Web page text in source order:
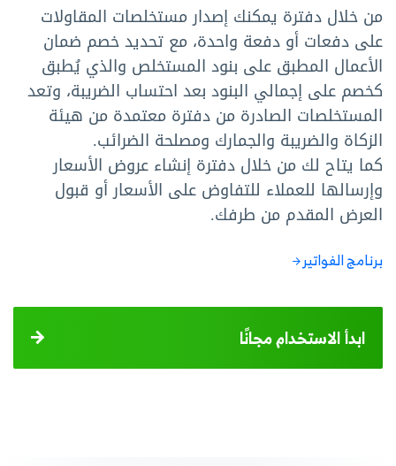
من خلال دفترة يمكنك إصدار مستخلصات المقاولات
على دفعات أو دفعة واحدة، مع تحديد خصم ضمان
الأعمال المطبق على بنود المستخلص والذي يُطبق
كخصم على إجمالي البنود بعد احتساب الضريبة، وتعد
المستخلصات الصادرة من دفترة معتمدة من هيئة
الزكاة والضريبة والجمارك ومصلحة الضرائب.
كما يتاح لك من خلال دفترة إنشاء عروض الأسعار
وإرسالها للعملاء للتفاوض على الأسعار أو قبول
العرض المقدم من طرفك.
برنامج الفواتير
ابدأ الاستخدام مجانًا